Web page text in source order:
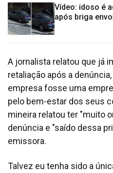
Vídeo: idoso é
após briga
A jornalista relatou que já
retaliação após a
empresa fosse uma
pelo bem-estar dos seus
mineira relatou ter "muito
denúncia e "saído dessa
emissora.
Talvez eu tenha sido a